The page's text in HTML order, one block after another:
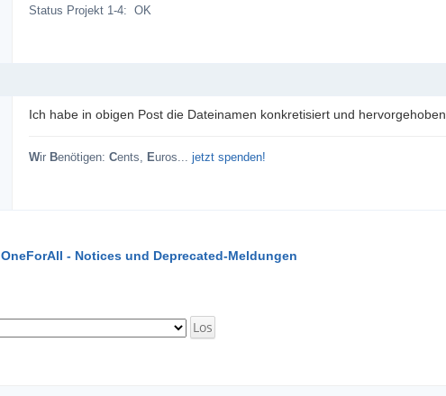
Status Projekt 1-4: OK
Ich habe in obigen Post die Dateinamen konkretisiert und hervorgehoben.
Wir Benötigen: Cents, Euros... jetzt spenden!
OneForAll - Notices und Deprecated-Meldungen